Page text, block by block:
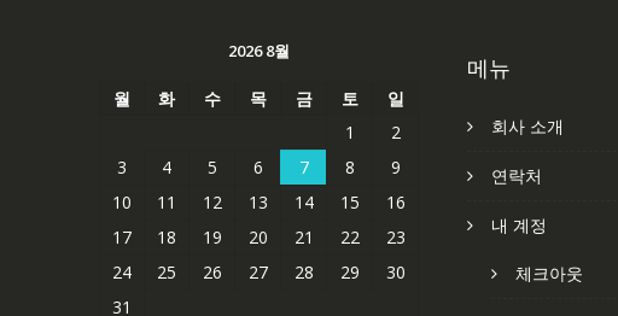
2026 8월
월 화 수 목 금 토
일
1
2
3
4 5 6 7 8
9
10
11 12 13 14 15
16
17
18 19 20 21 22
23
24
25 26 27 28 29
30
31
메뉴
회사 소개
연락처
내 계정
체크아웃